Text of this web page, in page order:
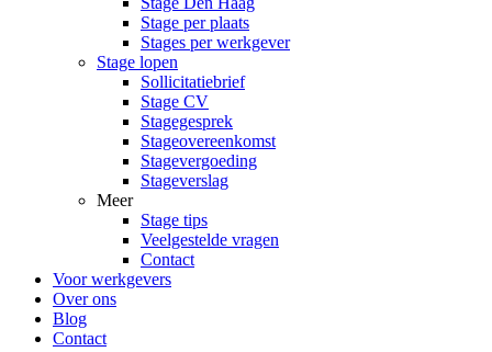
Stage per plaats
Stages per werkgever
Stage lopen
Sollicitatiebrief
Stage CV
Stagegesprek
Stageovereenkomst
Stagevergoeding
Stageverslag
Meer
Stage tips
Veelgestelde vragen
Contact
Voor werkgevers
Over ons
Blog
Contact